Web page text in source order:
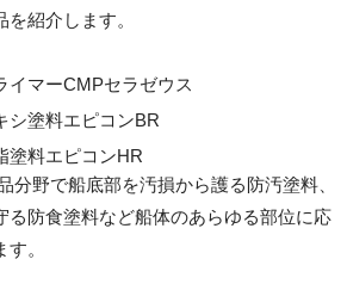
紹介します。
分野で船底部を汚損から護る防汚塗料、
る防⾷塗料など船体のあらゆる部位に応
。
イマーCMPセラゼウス
シ塗料エピコンBR
塗料エピコンHR